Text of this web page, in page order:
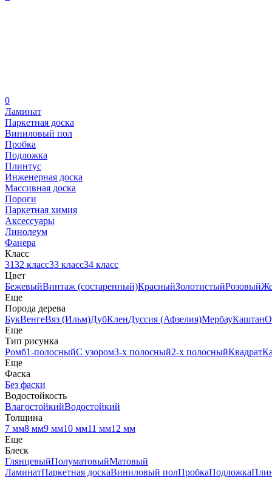
0
Ламинат
Паркетная доска
Виниловый пол
Пробка
Подложка
Плинтус
Инженерная доска
Массивная доска
Пороги
Паркетная химия
Аксессуары
Линолеум
Фанера
Класс
3132 класс33 класс34 класс
Цвет
БежевыйВинтаж (состаренный)КрасныйЗолотистыйРозовый
Еще
Порода дерева
БукВенгеВяз (Ильм)ДубКленДуссия (Афзелия)МербауКаштан
Еще
Тип рисунка
Ромб1-полосныйС узором3-х полосный2-х полосныйКвадрат
Еще
Фаска
Без фаски
Водостойкость
ВлагостойкийВодостойкий
Толщина
7 мм8 мм9 мм10 мм11 мм12 мм
Еще
Блеск
ГлянцевыйПолуматовыйМатовый
ЛаминатПаркетная доскаВиниловый полПробкаПодложка